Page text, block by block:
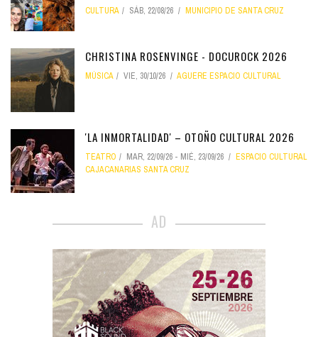
CULTURA SÁB, 22/08/26 MUNICIPIO DE SANTA CRUZ
CHRISTINA ROSENVINGE - DOCUROCK 2026
MÚSICA VIE, 30/10/26 AGUERE ESPACIO CULTURAL
'LA INMORTALIDAD' – OTOÑO CULTURAL 2026
TEATRO MAR, 22/09/26 - MIÉ, 23/09/26
ESPACIO CULTURAL
CAJACANARIAS SANTA CRUZ
AD